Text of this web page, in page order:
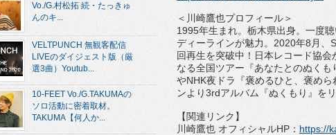
＜川崎鷹也プロフィール＞
1995年生まれ。栃木県出身。 一度
ディーラインが魅力。 2020年8 月、
回再生を突破中！日本レコード協会
なる全国ツアー『あなたとのぬくも
やNHK夜ドラ『褒めるひと、褒めら
ンより3rdアルバム『ぬくもり』を
【関連リンク】
川崎鷹也 オフィシャルHP ： https://
Vo./G.村松拓 続・たっきゅ
んのキ...
VELTPUNCH 無観客配信
LIVEのダイジェスト版（厳
選3曲）Youtub...
10-FEET Vo./G.TAKUMAの
ソロ活動に密着取材。
TAKUMA【何人か...